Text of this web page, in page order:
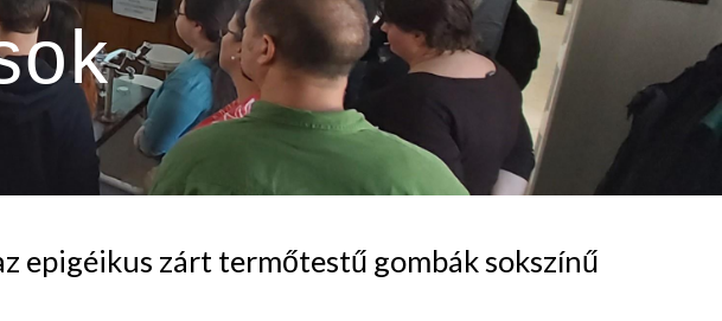
epigéikus zárt termőtestű gombák sokszínű